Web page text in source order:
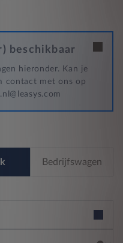
beschikbaar
hieronder. Kan je
contact met ons op
Bedrijfswagen